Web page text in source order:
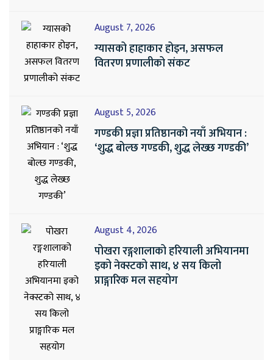
August 7, 2026
ग्यासको हाहाकार होइन, असफल
वितरण प्रणालीको संकट
August 5, 2026
गण्डकी प्रज्ञा प्रतिष्ठानको नयाँ अभियान :
‘शुद्ध बोल्छ गण्डकी, शुद्ध लेख्छ गण्डकी’
August 4, 2026
पोखरा रङ्गशालाको हरियाली अभियानमा
इको नेक्स्टको साथ, ४ सय किलो
प्राङ्गारिक मल सहयोग